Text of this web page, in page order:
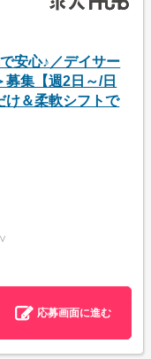
安心♪／デイサー
募集【週2日～/日
け＆柔軟シフトで
応募画面に進む